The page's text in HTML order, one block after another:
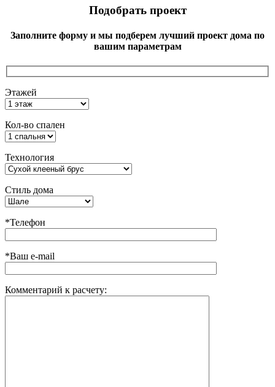
Подобрать проект
Заполните форму и мы подберем лучший проект дома по
вашим параметрам
Этажей
Кол-во спален
Технология
Стиль дома
*Телефон
*Ваш e-mail
Комментарий к расчету: